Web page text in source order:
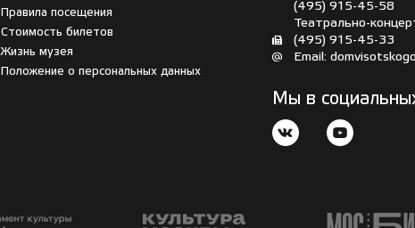
Правила посещения
Стоимость билетов
Жизнь музея
Положение о персональных данных
(495) 915-45-58
Театрально-
(495) 915-45-33
Email:
Мы в